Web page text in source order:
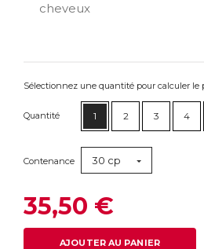
cheveux
Sélectionnez une quantité pour calculer le
Quantité 1 2 3 4
Contenance 30 cp
35,50 €
AJOUTER AU PANIER